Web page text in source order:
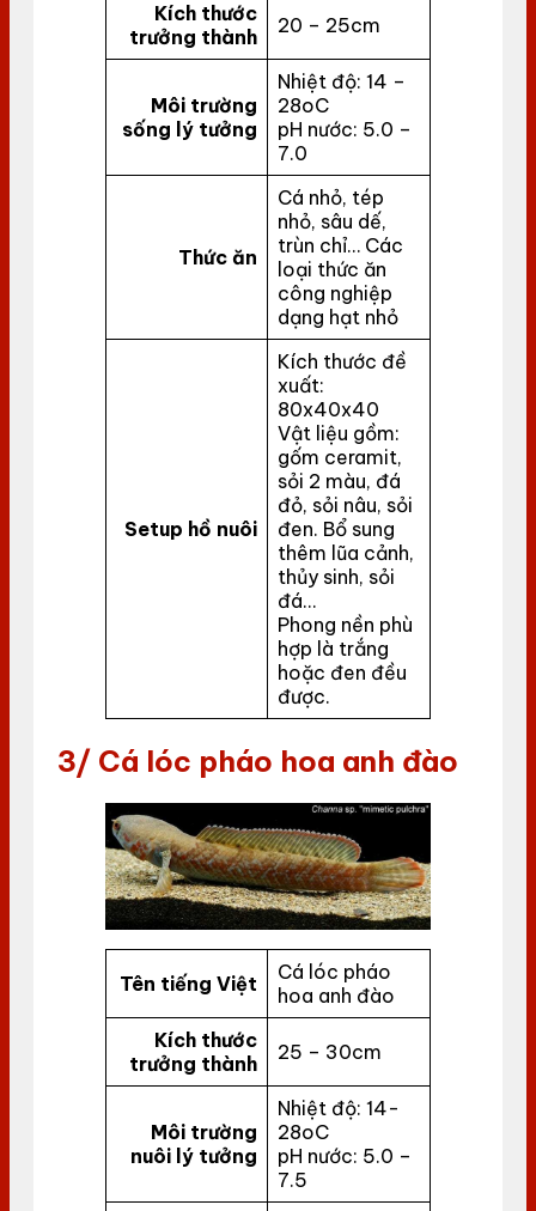
Kích thước
trưởng thành
20 – 25cm
Môi trường
sống lý tưởng
Nhiệt độ: 14 –
28oC
pH nước: 5.0 –
7.0
Thức ăn
Cá nhỏ, tép
nhỏ, sâu dế,
trùn chỉ… Các
loại thức ăn
công nghiệp
dạng hạt nhỏ
Setup hồ nuôi
Kích thước đề
xuất:
80x40x40
Vật liệu gồm:
gốm ceramit,
sỏi 2 màu, đá
đỏ, sỏi nâu, sỏi
đen. Bổ sung
thêm lũa cảnh,
thủy sinh, sỏi
đá…
Phong nền phù
hợp là trắng
hoặc đen đều
được.
3/ Cá lóc pháo hoa anh đào
Tên tiếng Việt
Cá lóc pháo
hoa anh đào
Kích thước
trưởng thành
25 – 30cm
Môi trường
nuôi lý tưởng
Nhiệt độ: 14-
28oC
pH nước: 5.0 –
7.5